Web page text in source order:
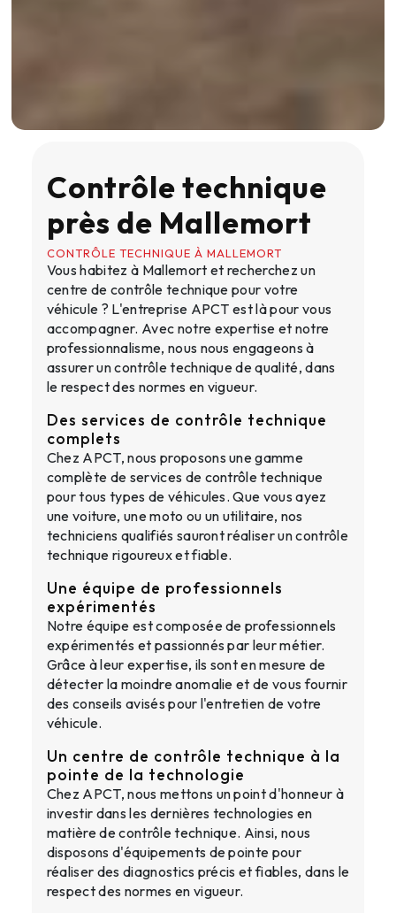
Contrôle technique
près de Mallemort
CONTRÔLE TECHNIQUE À MALLEMORT
Vous habitez à Mallemort et recherchez un
centre de contrôle technique pour votre
véhicule ? L'entreprise APCT est là pour vous
accompagner. Avec notre expertise et notre
professionnalisme, nous nous engageons à
assurer un contrôle technique de qualité, dans
le respect des normes en vigueur.
Des services de contrôle technique
complets
Chez APCT, nous proposons une gamme
complète de services de contrôle technique
pour tous types de véhicules. Que vous ayez
une voiture, une moto ou un utilitaire, nos
techniciens qualifiés sauront réaliser un contrôle
technique rigoureux et fiable.
Une équipe de professionnels
expérimentés
Notre équipe est composée de professionnels
expérimentés et passionnés par leur métier.
Grâce à leur expertise, ils sont en mesure de
détecter la moindre anomalie et de vous fournir
des conseils avisés pour l'entretien de votre
véhicule.
Un centre de contrôle technique à la
pointe de la technologie
Chez APCT, nous mettons un point d'honneur à
investir dans les dernières technologies en
matière de contrôle technique. Ainsi, nous
disposons d'équipements de pointe pour
réaliser des diagnostics précis et fiables, dans le
respect des normes en vigueur.